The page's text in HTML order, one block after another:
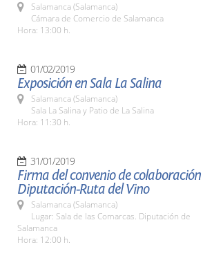
Salamanca (Salamanca)
Cámara de Comercio de Salamanca
Hora: 13:00 h.
01/02/2019
Exposición en Sala La Salina
Salamanca (Salamanca)
Sala La Salina y Patio de La Salina
Hora: 11:30 h.
31/01/2019
Firma del convenio de colaboración
Diputación-Ruta del Vino
Salamanca (Salamanca)
Lugar: Sala de las Comarcas. Diputación de
Salamanca
Hora: 12:00 h.